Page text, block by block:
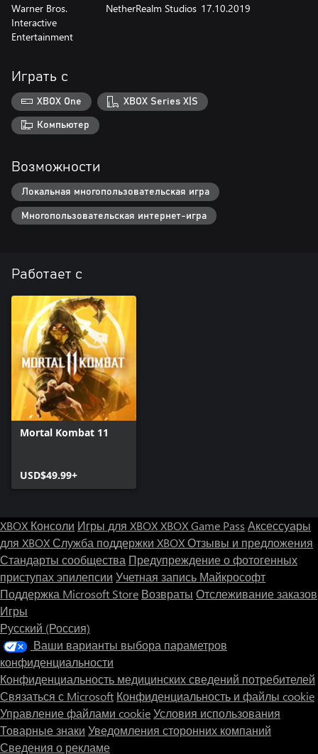
Warner Bros.
Interactive
Entertainment
NetherRealm Studios 17.10.2019
Играть с
XBOX One XBOX Series X|S
Компьютер
Возможности
Локальная многопользовательская игра
Многопользовательская интернет-игра
Работает с
Mortal Kombat 11
USD$49.99+
XBOX Консоли Игры для XBOXXBOX Game Pass Аксессуары
для XBOXСлужба поддержки XBOXОтзывы и предложения
Стандарты сообщества Предупреждение о фотогенных
приступах эпилепсии Учетная запись Майкрософт
Поддержка Microsoft Store Возвраты Отслеживание заказов
Игры
Русский (Россия)
Ваши варианты выбора параметров
конфиденциальности
Конфиденциальность медицинских сведений потребителей
Связаться с Microsoft Конфиденциальность и файлы cookie
Управление файлами cookieУсловия использования
Товарные знаки Уведомления сторонних компаний
Сведения о рекламе